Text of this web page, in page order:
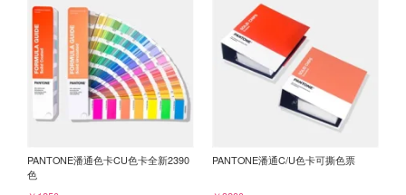
PANTONE潘通色卡CU色卡全新2390
色
PANTONE潘通C/U色卡可撕色票